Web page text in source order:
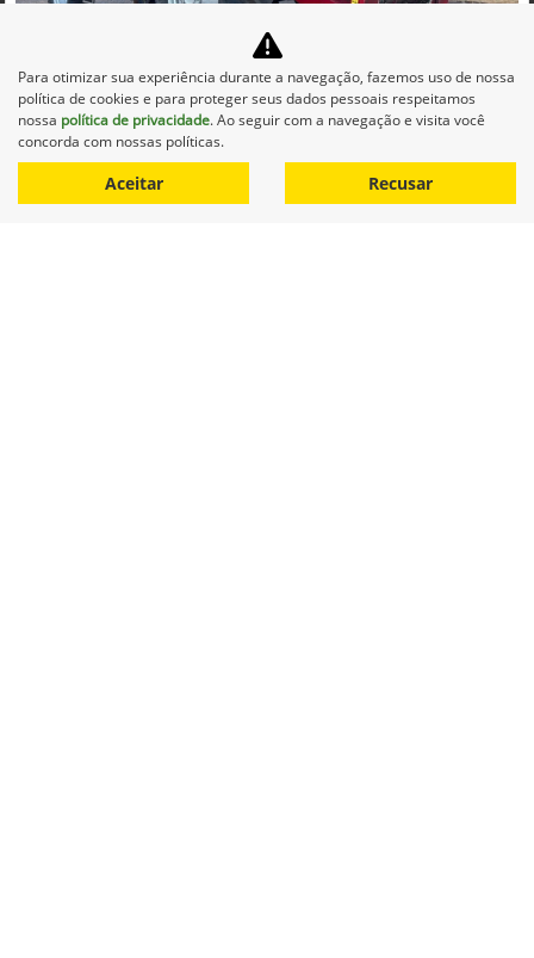
mp
arti
lhe
CASE
CASE COLHEITADEIRA 2688 2014 DIESEL 1P AUTOMATICO
Maqnelson Agrícola Uberlândia
Ver Mais 11 lojas
Para otimizar sua experiência durante a navegação, fazemos uso de nossa
política de cookies e para proteger seus dados pessoais respeitamos
nossa política de privacidade. Ao seguir com a navegação e visita você
concorda com nossas políticas.
Aceitar Recusar